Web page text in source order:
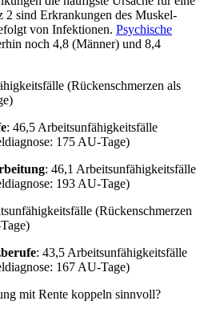
sind Erkrankungen des Muskel-
von Infektionen. Psychische
noch 4,8 (Männer) und 8,4
(Rückenschmerzen als
: 46,5 Arbeitsunfähigkeitsfälle
175 AU-Tage)
: 46,1 Arbeitsunfähigkeitsfälle
193 AU-Tage)
(Rückenschmerzen
: 43,5 Arbeitsunfähigkeitsfälle
167 AU-Tage)
mit Rente koppeln sinnvoll?